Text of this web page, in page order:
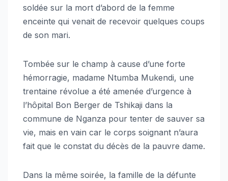
soldée sur la mort d’abord de la femme
enceinte qui venait de recevoir quelques coups
de son mari.
Tombée sur le champ à cause d’une forte
hémorragie, madame Ntumba Mukendi, une
trentaine révolue a été amenée d’urgence à
l’hôpital Bon Berger de Tshikaji dans la
commune de Nganza pour tenter de sauver sa
vie, mais en vain car le corps soignant n’aura
fait que le constat du décès de la pauvre dame.
Dans la même soirée, la famille de la défunte